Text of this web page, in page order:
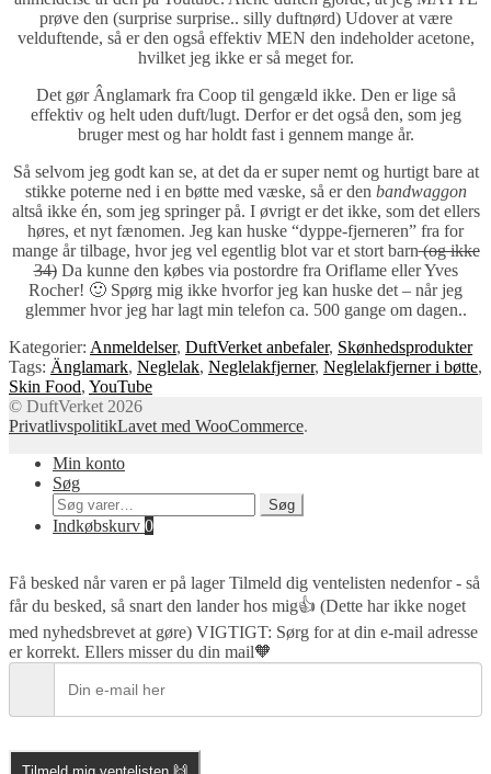
prøve den (surprise surprise.. silly duftnørd) Udover at være
velduftende, så er den også effektiv MEN den indeholder acetone,
hvilket jeg ikke er så meget for.
Det gør Ânglamark fra Coop til gengæld ikke. Den er lige så
effektiv og helt uden duft/lugt. Derfor er det også den, som jeg
bruger mest og har holdt fast i gennem mange år.
Så selvom jeg godt kan se, at det da er super nemt og hurtigt bare at
stikke poterne ned i en bøtte med væske, så er den bandwaggon
altså ikke én, som jeg springer på. I øvrigt er det ikke, som det ellers
høres, et nyt fænomen. Jeg kan huske “dyppe-fjerneren” fra for
mange år tilbage, hvor jeg vel egentlig blot var et stort barn(og ikke
34)Da kunne den købes via postordre fra Oriflame eller Yves
Rocher! 🙂 Spørg mig ikke hvorfor jeg kan huske det – når jeg
glemmer hvor jeg har lagt min telefon ca. 500 gange om dagen..
Kategorier: Anmeldelser, DuftVerket anbefaler, Skønhedsprodukter
Tags: Änglamark, Neglelak, Neglelakfjerner, Neglelakfjerner i bøtte,
Skin Food, YouTube
© DuftVerket 2026
PrivatlivspolitikLavet med WooCommerce.
Min konto
Søg
Søg
efter:
Søg
Indkøbskurv 0
Få besked når varen er på lagerTilmeld dig ventelisten nedenfor - så
får du besked, så snart den lander hos mig👍 (Dette har ikke noget
med nyhedsbrevet at gøre) VIGTIGT: Sørg for at din e-mail adresse
er korrekt. Ellers misser du din mail🧡